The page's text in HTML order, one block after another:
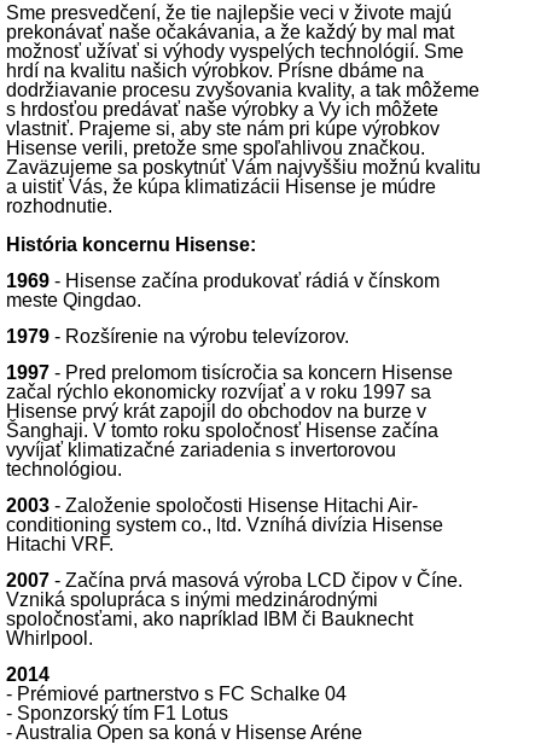
Sme presvedčení, že tie najlepšie veci v živote majú
prekonávať naše očakávania, a že každý by mal mat
možnosť užívať si výhody vyspelých technológií. Sme
hrdí na kvalitu našich výrobkov. Prísne dbáme na
dodržiavanie procesu zvyšovania kvality, a tak môžeme
s hrdosťou predávať naše výrobky a Vy ich môžete
vlastniť. Prajeme si, aby ste nám pri kúpe výrobkov
Hisense verili, pretože sme spoľahlivou značkou.
Zaväzujeme sa poskytnúť Vám najvyššiu možnú kvalitu
a uistiť Vás, že kúpa klimatizácii Hisense je múdre
rozhodnutie.
História koncernu Hisense:
1969 - Hisense začína produkovať rádiá v čínskom
meste Qingdao.
1979 - Rozšírenie na výrobu televízorov.
1997 - Pred prelomom tisícročia sa koncern Hisense
začal rýchlo ekonomicky rozvíjať a v roku 1997 sa
Hisense prvý krát zapojil do obchodov na burze v
Šanghaji. V tomto roku spoločnosť Hisense začína
vyvíjať klimatizačné zariadenia s invertorovou
technológiou.
2003 - Založenie spoločosti Hisense Hitachi Air-
conditioning system co., ltd. Vzníhá divízia Hisense
Hitachi VRF.
2007 - Začína prvá masová výroba LCD čipov v Číne.
Vzniká spolupráca s inými medzinárodnými
spoločnosťami, ako napríklad IBM či Bauknecht
Whirlpool.
2014
- Prémiové partnerstvo s FC Schalke 04
- Sponzorský tím F1 Lotus
- Australia Open sa koná v Hisense Aréne